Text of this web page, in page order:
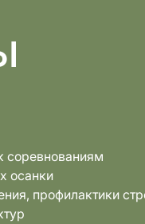
соревнованиям
осанки
профилактики